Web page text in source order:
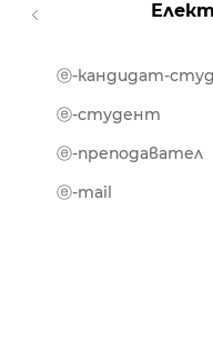
ⓔ-кандидат-
ⓔ-студент
ⓔ-преподавател
ⓔ-mail